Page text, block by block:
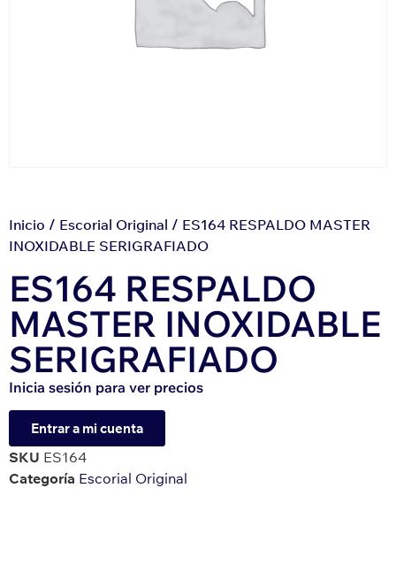
Inicio / Escorial Original / ES164 RESPALDO MASTER
INOXIDABLE SERIGRAFIADO
ES164 RESPALDO
MASTER INOXIDABLE
SERIGRAFIADO
Inicia sesión para ver precios
Entrar a mi cuenta
SKU ES164
Categoría Escorial Original